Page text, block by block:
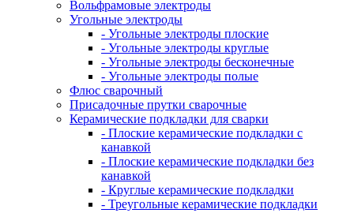
Вольфрамовые электроды
Угольные электроды
- Угольные электроды плоские
- Угольные электроды круглые
- Угольные электроды бесконечные
- Угольные электроды полые
Флюс сварочный
Присадочные прутки сварочные
Керамические подкладки для сварки
- Плоские керамические подкладки с
канавкой
- Плоские керамические подкладки без
канавкой
- Круглые керамические подкладки
- Треугольные керамические подкладки